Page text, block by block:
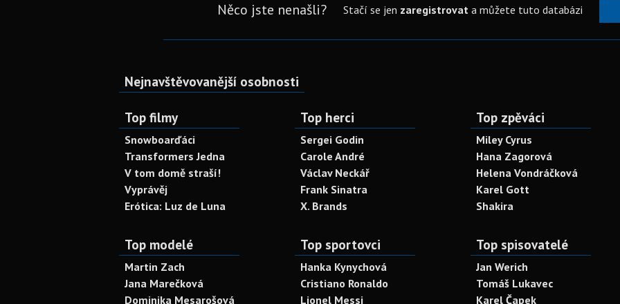
Něco jste nenašli? Stačí se jen zaregistrovata můžete tuto databázi
Nejnavštěvovanější osobnosti
Top filmy
Snowboarďáci
Transformers Jedna
V tom domě straší!
Vyprávěj
Erótica: Luz de Luna
Top herci
Sergei Godin
Carole André
Václav Neckář
Frank Sinatra
X. Brands
Top zpěváci
Miley Cyrus
Hana Zagorová
Helena Vondráčková
Karel Gott
Shakira
Top modelé
Martin Zach
Jana Marečková
Dominika Mesarošová
Top sportovci
Hanka Kynychová
Cristiano Ronaldo
Lionel Messi
Top spisovatelé
Jan Werich
Tomáš Lukavec
Karel Čapek